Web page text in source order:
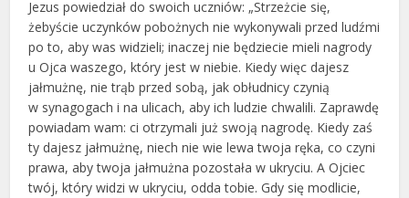
Jezus powiedział do swoich uczniów: „Strzeżcie się,
żebyście uczynków pobożnych nie wykonywali przed ludźmi
po to, aby was widzieli; inaczej nie będziecie mieli nagrody
u Ojca waszego, który jest w niebie. Kiedy więc dajesz
jałmużnę, nie trąb przed sobą, jak obłudnicy czynią
w synagogach i na ulicach, aby ich ludzie chwalili. Zaprawdę
powiadam wam: ci otrzymali już swoją nagrodę. Kiedy zaś
ty dajesz jałmużnę, niech nie wie lewa twoja ręka, co czyni
prawa, aby twoja jałmużna pozostała w ukryciu. A Ojciec
twój, który widzi w ukryciu, odda tobie. Gdy się modlicie,